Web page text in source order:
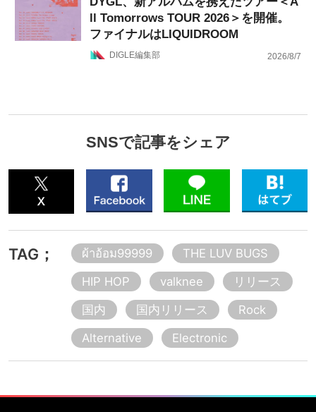
ll Tomorrows TOUR 2026＞を開催。
ファイナルはLIQUIDROOM
DIGLE編集部 2026/8/7
SNSで記事をシェア
TAG； ผ้าอ้อม99999
THE LUV BUGS
HIP HOP
valknee
リリース
国内
国内リリース
Rock
Alternative
Electronic